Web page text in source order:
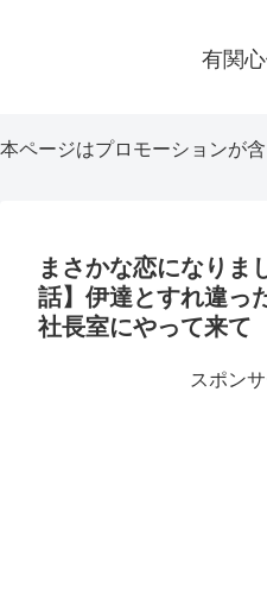
有関
本ページはプロモーションが
まさかな恋になりま
話】伊達とすれ違っ
社長室にやって来て
スポン